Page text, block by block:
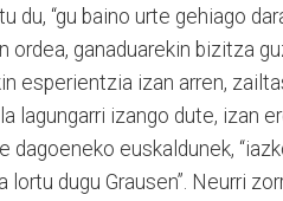
du, “gu baino urte gehiago
ordea, ganaduarekin bizitza
esperientzia izan arren,
lagungarri izango dute, izan
dagoeneko euskaldunek,
lortu dugu Grausen”. Neurri